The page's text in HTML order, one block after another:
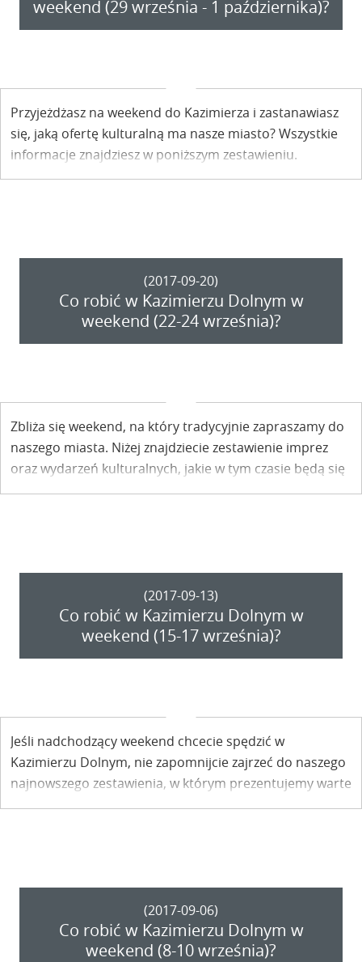
weekend (29 września - 1 października)?
Przyjeżdżasz na weekend do Kazimierza i zastanawiasz
się, jaką ofertę kulturalną ma nasze miasto? Wszystkie
informacje znajdziesz w poniższym zestawieniu.
(2017-09-20)
Co robić w Kazimierzu Dolnym w
weekend (22-24 września)?
Zbliża się weekend, na który tradycyjnie zapraszamy do
naszego miasta. Niżej znajdziecie zestawienie imprez
oraz wydarzeń kulturalnych, jakie w tym czasie będą się
odbywać w Kazimierzu Dolnym.
(2017-09-13)
Co robić w Kazimierzu Dolnym w
weekend (15-17 września)?
Jeśli nadchodzący weekend chcecie spędzić w
Kazimierzu Dolnym, nie zapomnijcie zajrzeć do naszego
najnowszego zestawienia, w którym prezentujemy warte
uwagi wydarzenia. Być może ciekawe wydarzenie
(2017-09-06)
Co robić w Kazimierzu Dolnym w
weekend (8-10 września)?